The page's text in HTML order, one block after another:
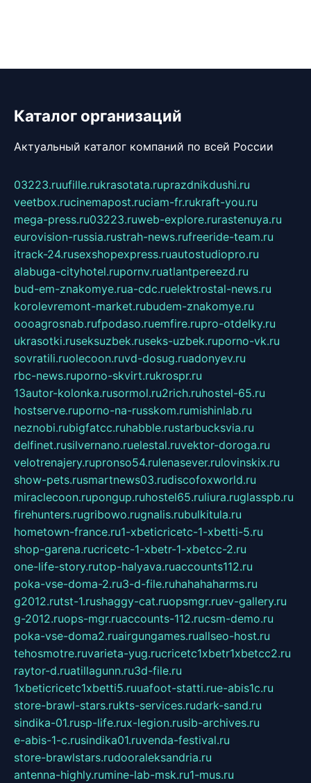
Каталог организаций
Актуальный каталог компаний по всей России
03223.ruufille.rukrasotata.ruprazdnikdushi.ru
veetbox.rucinemapost.ruciam-fr.rukraft-you.ru
mega-press.ru03223.ruweb-explore.rurastenuya.ru
eurovision-russia.rustrah-news.rufreeride-team.ru
itrack-24.rusexshopexpress.ruautostudiopro.ru
alabuga-cityhotel.rupornv.ruatlantpereezd.ru
bud-em-znakomye.rua-cdc.ruelektrostal-news.ru
korolevremont-market.rubudem-znakomye.ru
oooagrosnab.rufpodaso.ruemfire.rupro-otdelky.ru
ukrasotki.ruseksuzbek.ruseks-uzbek.ruporno-vk.ru
sovratili.ruolecoon.ruvd-dosug.ruadonyev.ru
rbc-news.ruporno-skvirt.rukrospr.ru
13autor-kolonka.rusormol.ru2rich.ruhostel-65.ru
hostserve.ruporno-na-russkom.rumishinlab.ru
neznobi.rubigfatcc.ruhabble.rustarbucksvia.ru
delfinet.rusilvernano.ruelestal.ruvektor-doroga.ru
velotrenajery.rupronso54.rulenasever.rulovinskix.ru
show-pets.rusmartnews03.rudiscofoxworld.ru
miraclecoon.rupongup.ruhostel65.ruliura.ruglasspb.ru
firehunters.rugribowo.rugnalis.rubulkitula.ru
hometown-france.ru1-xbeticricetc-1-xbetti-5.ru
shop-garena.rucricetc-1-xbetr-1-xbetcc-2.ru
one-life-story.rutop-halyava.ruaccounts112.ru
poka-vse-doma-2.ru3-d-file.ruhahahaharms.ru
g2012.rutst-1.rushaggy-cat.ruopsmgr.ruev-gallery.ru
g-2012.ruops-mgr.ruaccounts-112.rucsm-demo.ru
poka-vse-doma2.ruairgungames.ruallseo-host.ru
tehosmotre.ruvarieta-yug.rucricetc1xbetr1xbetcc2.ru
raytor-d.ruatillagunn.ru3d-file.ru
1xbeticricetc1xbetti5.ruuafoot-statti.rue-abis1c.ru
store-brawl-stars.rukts-services.rudark-sand.ru
sindika-01.rusp-life.rux-legion.rusib-archives.ru
e-abis-1-c.rusindika01.ruvenda-festival.ru
store-brawlstars.rudooraleksandria.ru
antenna-highly.rumine-lab-msk.ru1-mus.ru